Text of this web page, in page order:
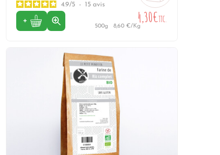
4.9/5 - 15 avis
4,30€TTC.
500g 8,60 €/Kg